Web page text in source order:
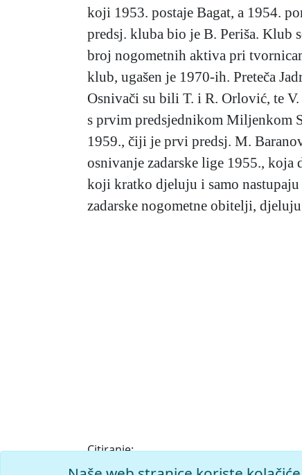
koji 1953. postaje Bagat, a 1954.
predsj. kluba bio je B. Periša. Klub
broj nogometnih aktiva pri
klub, ugašen je 1970-ih. Preteča
Osnivači su bili T. i R. Orlović, te
s prvim predsjednikom Miljenkom
1959., čiji je prvi predsj. M.
osnivanje zadarske lige 1955.,
koji kratko djeluju i samo
zadarske nogometne obitelji,
Citiranje:
Zadar.
Nogometni leksikon (2004), mrežno